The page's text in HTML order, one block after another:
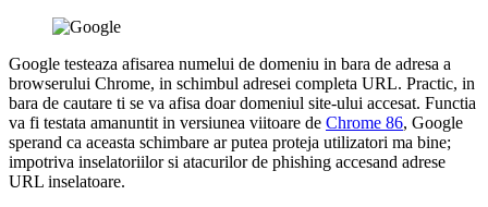
Google testeaza afisarea numelui de domeniu in bara de adresa a
browserului Chrome, in schimbul adresei completa URL. Practic, in
bara de cautare ti se va afisa doar domeniul site-ului accesat. Functia
va fi testata amanuntit in versiunea viitoare de Chrome 86, Google
sperand ca aceasta schimbare ar putea proteja utilizatori ma bine;
impotriva inselatoriilor si atacurilor de phishing accesand adrese
URL inselatoare.